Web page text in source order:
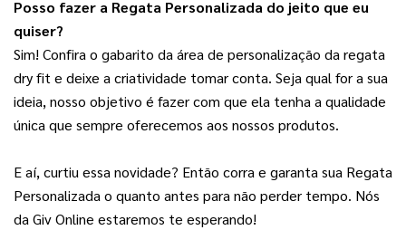
Posso fazer a Regata Personalizada do jeito que eu
quiser?
Sim! Confira o gabarito da área de personalização da regata
dry fit e deixe a criatividade tomar conta. Seja qual for a sua
ideia, nosso objetivo é fazer com que ela tenha a qualidade
única que sempre oferecemos aos nossos produtos.
E aí, curtiu essa novidade? Então corra e garanta sua Regata
Personalizada o quanto antes para não perder tempo. Nós
da Giv Online estaremos te esperando!